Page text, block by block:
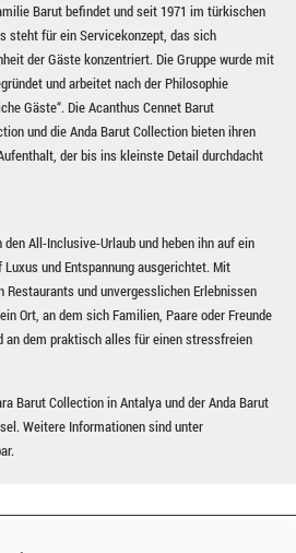
Barut befindet und seit 1971 im türkischen
steht für ein Servicekonzept, das sich
der Gäste konzentriert. Die Gruppe wurde mit
und arbeitet nach der Philosophie
Gäste“. Die Acanthus Cennet Barut
und die Anda Barut Collection bieten ihren
der bis ins kleinste Detail durchdacht
All-Inclusive-Urlaub und heben ihn auf ein
und Entspannung ausgerichtet. Mit
und unvergesslichen Erlebnissen
Ort, an dem sich Familien, Paare oder Freunde
an dem praktisch alles für einen stressfreien
Barut Collection in Antalya und der Anda Barut
Weitere Informationen sind unter